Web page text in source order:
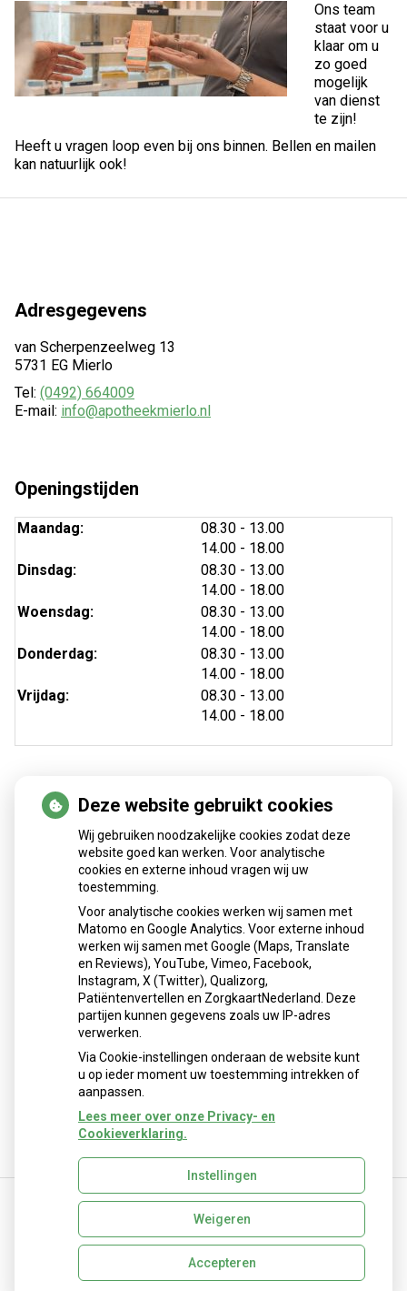
Ons team
staat voor u
klaar om u
zo goed
mogelijk
van dienst
te zijn!
Heeft u vragen loop even bij ons binnen. Bellen en mailen
kan natuurlijk ook!
Adresgegevens
van Scherpenzeelweg 13
5731 EG Mierlo
Tel: (0492) 664009
E-mail: info@apotheekmierlo.nl
Openingstijden
Maandag: 08.30 tot
- 13.00
14.00 tot
- 18.00
Dinsdag:
08.30 tot
- 13.00
14.00 tot
- 18.00
Woensdag:
08.30 tot
- 13.00
14.00 tot
- 18.00
Donderdag:
08.30 tot
- 13.00
14.00 tot
- 18.00
Vrijdag:
08.30 tot
- 13.00
14.00 tot
- 18.00
Nieuws
Sinds huisartsen afslankmedicijnen mogen voorschrijven,
neemt gebruik toe
Schurft sinds corona geen vergeten ziekte meer: aantal
uitbraken fors gestegen
Stoppen met afslankmedicijnen betekent zonder
leefstijlaanpassingen weer gewichtstoename
Kookadvies drinkwater in provincie Utrecht vanwege
besmetting
Terugroepactie babyvoeding Nestlé: bacterie kan baby’s
ziek maken
Uw Zorg Online |Beheer
info@apotheekmierlo.nl
Cookie-instellingen
Deze website gebruikt cookies
Wij gebruiken noodzakelijke cookies zodat deze
website goed kan werken. Voor analytische
cookies en externe inhoud vragen wij uw
toestemming.
Voor analytische cookies werken wij samen met
Matomo en Google Analytics. Voor externe inhoud
werken wij samen met Google (Maps, Translate
en Reviews), YouTube, Vimeo, Facebook,
Instagram, X (Twitter), Qualizorg,
Patiëntenvertellen en ZorgkaartNederland. Deze
partijen kunnen gegevens zoals uw IP-adres
verwerken.
Via Cookie-instellingen onderaan de website kunt
u op ieder moment uw toestemming intrekken of
aanpassen.
Lees meer over onze Privacy- en
Cookieverklaring.
Instellingen
Weigeren
Accepteren